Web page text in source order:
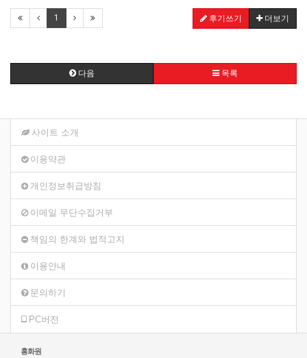
1 후기쓰기 더보기
다음 목록
사이트 소개
이용약관
개인정보취급방침
이메일 무단수집거부
책임의 한계와 법적고지
이용안내
문의하기
PC버전
홍화원